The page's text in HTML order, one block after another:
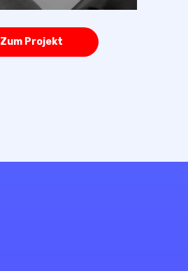
Zum Projekt